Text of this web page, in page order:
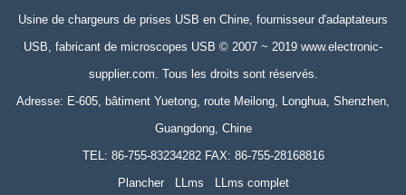
Usine de chargeurs de prises USB en Chine, fournisseur d'adaptateurs
USB, fabricant de microscopes USB © 2007 ~ 2019 www.electronic-
supplier.com. Tous les droits sont réservés.
Adresse: E-605, bâtiment Yuetong, route Meilong, Longhua, Shenzhen,
Guangdong, Chine
TEL: 86-755-83234282 FAX: 86-755-28168816
Plancher
LLms LLms complet